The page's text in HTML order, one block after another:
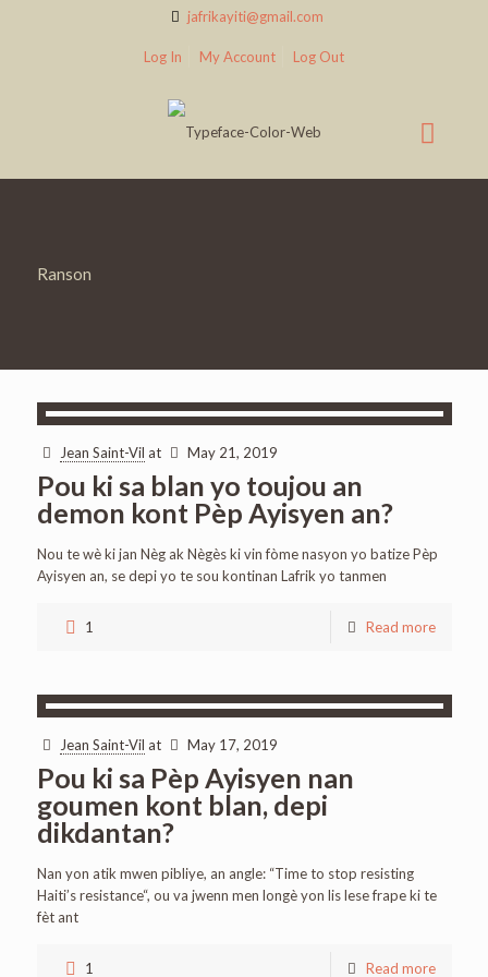
jafrikayiti@gmail.com
Log In My Account Log Out
Ranson
Jean Saint-Vil at May 21, 2019
Pou ki sa blan yo toujou an
demon kont Pèp Ayisyen an?
Nou te wè ki jan Nèg ak Nègès ki vin fòme nasyon yo batize Pèp
Ayisyen an, se depi yo te sou kontinan Lafrik yo tanmen
1 Read more
Jean Saint-Vil at May 17, 2019
Pou ki sa Pèp Ayisyen nan
goumen kont blan, depi
dikdantan?
Nan yon atik mwen pibliye, an angle: “Time to stop resisting
Haiti’s resistance“, ou va jwenn men longè yon lis lese frape ki te
fèt ant
1 Read more